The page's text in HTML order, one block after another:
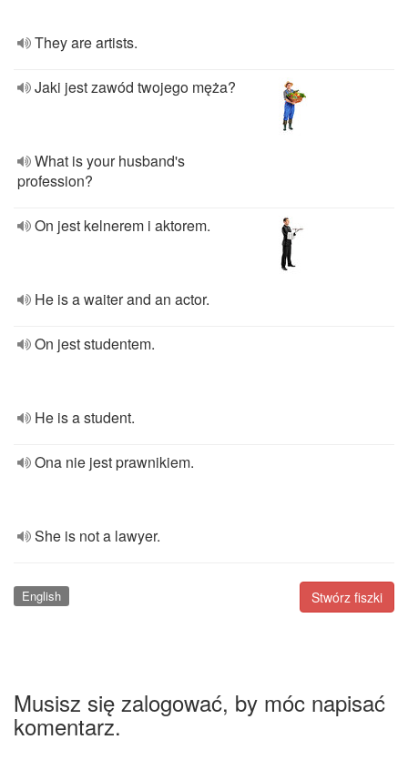
They are artists.
Jaki jest zawód twojego męża?
What is your husband's
profession?
On jest kelnerem i aktorem.
He is a waiter and an actor.
On jest studentem.
He is a student.
Ona nie jest prawnikiem.
She is not a lawyer.
Stwórz fiszki
English
Musisz się zalogować, by móc napisać
komentarz.